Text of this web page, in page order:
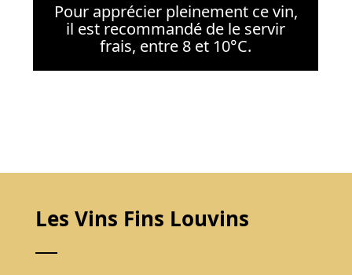
Pour apprécier pleinement ce vin,
il est recommandé de le servir
frais, entre 8 et 10°C.
Les Vins Fins Louvins